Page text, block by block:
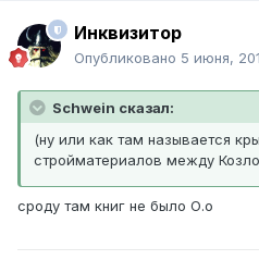
Инквизитор
Опубликовано 5 июня,
Schwein сказал:
(ну или как там называется
стройматериалов между
сроду там книг не было О.о